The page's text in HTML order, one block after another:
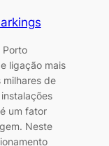
Porto
ligação mais
milhares de
um fator
Neste